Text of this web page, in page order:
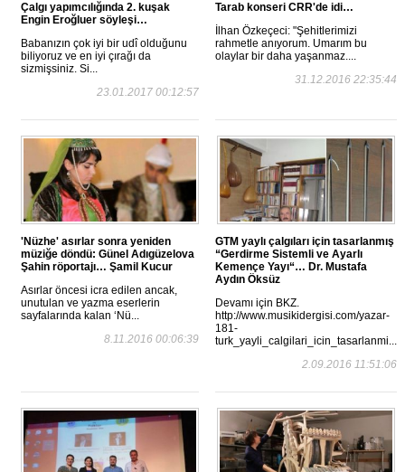
Çalgı yapımcılığında 2. kuşak
Engin Eroğluer söyleşi…
Babanızın çok iyi bir udî olduğunu
biliyoruz ve en iyi çırağı da
sizmişsiniz. Si...
23.01.2017 00:12:57
Tarab konseri CRR'de idi…
İlhan Özkeçeci: "Şehitlerimizi
rahmetle anıyorum. Umarım bu
olaylar bir daha yaşanmaz....
31.12.2016 22:35:44
'Nüzhe' asırlar sonra yeniden
müziğe döndü: Günel Adıgüzelova
Şahin röportajı… Şamil Kucur
Asırlar öncesi icra edilen ancak,
unutulan ve yazma eserlerin
sayfalarında kalan ‘Nü...
8.11.2016 00:06:39
GTM yaylı çalgıları için tasarlanmış
“Gerdirme Sistemli ve Ayarlı
Kemençe Yayı“… Dr. Mustafa
Aydın Öksüz
Devamı için BKZ.
http://www.musikidergisi.com/yazar-
181-
turk_yayli_calgilari_icin_tasarlanmi...
2.09.2016 11:51:06